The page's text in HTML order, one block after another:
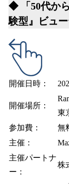
◆ 「50代か
験型』ビュ
開催日時：
開催場所：
東
参加費：
無
主催：
主催パートナ
ー：
株